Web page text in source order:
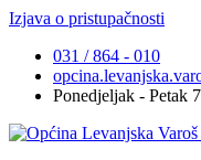
Izjava o pristupačnosti
031 / 864 - 010
Ponedjeljak - Petak